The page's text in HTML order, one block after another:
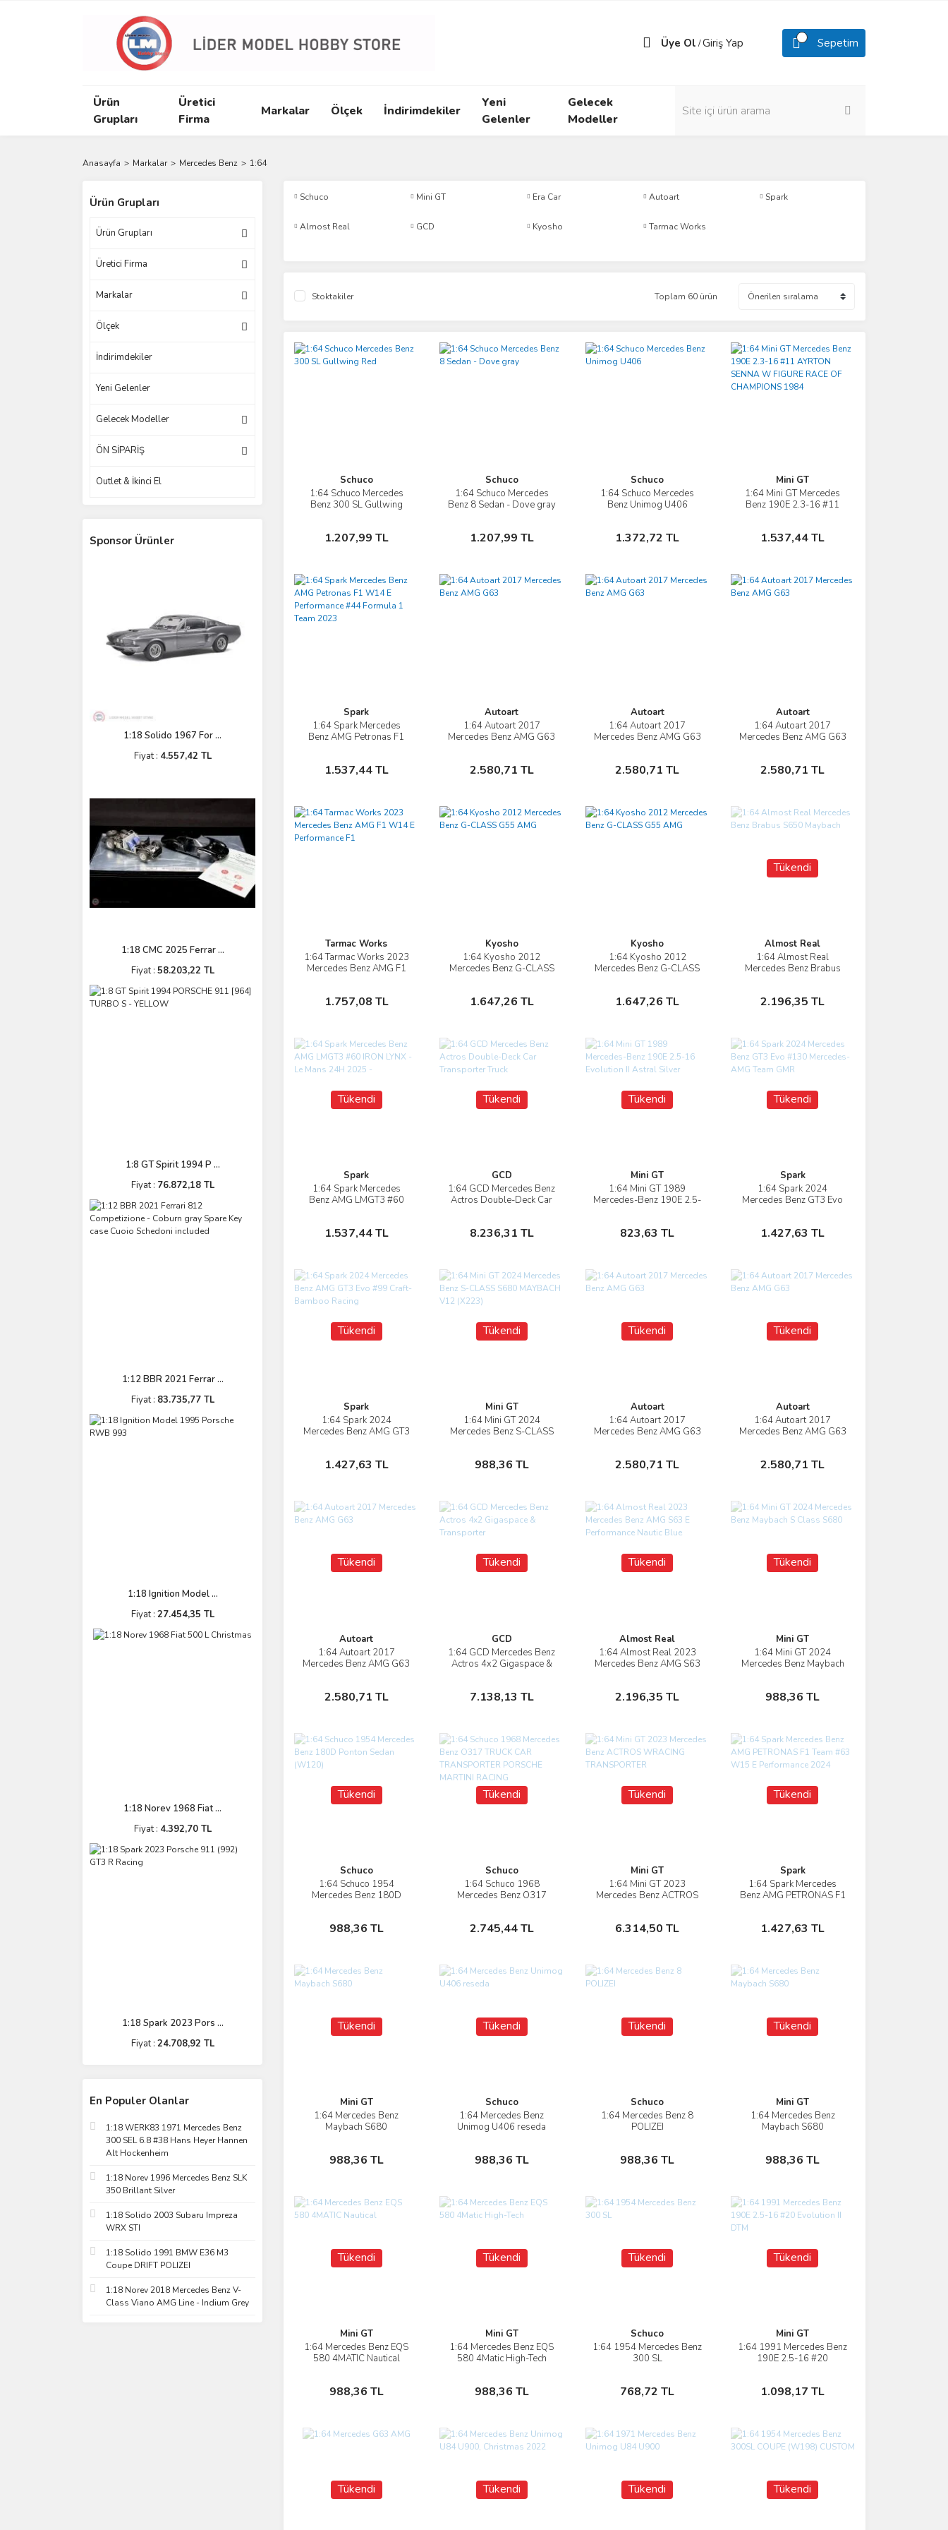
Üye Ol /Giriş Yap Sepetim
Ürün
Grupları
Üretici
Firma
Markalar Ölçek İndirimdekiler
Yeni
Gelenler
Gelecek
Modeller
Anasayfa Markalar Mercedes Benz 1:64
Ürün Grupları
Ürün Grupları
Üretici Firma
Markalar
Ölçek
İndirimdekiler
Yeni Gelenler
Gelecek Modeller
ÖN SİPARİŞ
Outlet & İkinci El
Sponsor Ürünler
1:18 Solido 1967 For ...
Fiyat : 4.557,42 TL
1:18 CMC 2025 Ferrar ...
Fiyat : 58.203,22 TL
1:8 GT Spirit 1994 P ...
Fiyat : 76.872,18 TL
1:12 BBR 2021 Ferrar ...
Fiyat : 83.735,77 TL
1:18 Ignition Model ...
Fiyat : 27.454,35 TL
1:18 Norev 1968 Fiat ...
Fiyat : 4.392,70 TL
1:18 Spark 2023 Pors ...
Fiyat : 24.708,92 TL
En Populer Olanlar
1:18 WERK83 1971 Mercedes Benz
300 SEL 6.8 #38 Hans Heyer Hannen
Alt Hockenheim
1:18 Norev 1996 Mercedes Benz SLK
350 Brillant Silver
1:18 Solido 2003 Subaru Impreza
WRX STI
1:18 Solido 1991 BMW E36 M3
Coupe DRIFT POLIZEI
1:18 Norev 2018 Mercedes Benz V-
Class Viano AMG Line - Indium Grey
Schuco Mini GT Era Car Autoart Spark
Almost Real GCD Kyosho Tarmac Works
Stoktakiler Toplam 60 ürün
Schuco
1:64 Schuco Mercedes
Benz 300 SL Gullwing
1.207,99 TL
İncele
Sepete Ekle
Schuco
1:64 Schuco Mercedes
Benz 8 Sedan - Dove gray
1.207,99 TL
İncele
Sepete Ekle
Schuco
1:64 Schuco Mercedes
Benz Unimog U406
1.372,72 TL
İncele
Sepete Ekle
Mini GT
1:64 Mini GT Mercedes
Benz 190E 2.3-16 #11
CHAMPIONS 1984
1.537,44 TL
İncele
Sepete Ekle
Spark
1:64 Spark Mercedes
Benz AMG Petronas F1
1.537,44 TL
İncele
Sepete Ekle
Autoart
1:64 Autoart 2017
Mercedes Benz AMG G63
2.580,71 TL
İncele
Sepete Ekle
Autoart
1:64 Autoart 2017
Mercedes Benz AMG G63
2.580,71 TL
İncele
Sepete Ekle
Autoart
1:64 Autoart 2017
Mercedes Benz AMG G63
2.580,71 TL
İncele
Sepete Ekle
Tarmac Works
1:64 Tarmac Works 2023
Mercedes Benz AMG F1
1.757,08 TL
İncele
Sepete Ekle
Kyosho
1:64 Kyosho 2012
Mercedes Benz G-CLASS
1.647,26 TL
İncele
Sepete Ekle
Kyosho
1:64 Kyosho 2012
Mercedes Benz G-CLASS
1.647,26 TL
İncele
Sepete Ekle
Tükendi
Almost Real
1:64 Almost Real
Mercedes Benz Brabus
2.196,35 TL
İncele
Stokta Yok
Tükendi
Spark
1:64 Spark Mercedes
Benz AMG LMGT3 #60
1.537,44 TL
İncele
Stokta Yok
Tükendi
GCD
1:64 GCD Mercedes Benz
Actros Double-Deck Car
8.236,31 TL
İncele
Stokta Yok
Tükendi
Mini GT
1:64 Mini GT 1989
Mercedes-Benz 190E 2.5-
823,63 TL
İncele
Stokta Yok
Tükendi
Spark
1:64 Spark 2024
Mercedes Benz GT3 Evo
1.427,63 TL
İncele
Stokta Yok
Tükendi
Spark
1:64 Spark 2024
Mercedes Benz AMG GT3
1.427,63 TL
İncele
Stokta Yok
Tükendi
Mini GT
1:64 Mini GT 2024
Mercedes Benz S-CLASS
988,36 TL
İncele
Stokta Yok
Tükendi
Autoart
1:64 Autoart 2017
Mercedes Benz AMG G63
2.580,71 TL
İncele
Stokta Yok
Tükendi
Autoart
1:64 Autoart 2017
Mercedes Benz AMG G63
2.580,71 TL
İncele
Stokta Yok
Tükendi
Autoart
1:64 Autoart 2017
Mercedes Benz AMG G63
2.580,71 TL
İncele
Stokta Yok
Tükendi
GCD
1:64 GCD Mercedes Benz
Actros 4x2 Gigaspace &
7.138,13 TL
İncele
Stokta Yok
Tükendi
Almost Real
1:64 Almost Real 2023
Mercedes Benz AMG S63
2.196,35 TL
İncele
Stokta Yok
Tükendi
Mini GT
1:64 Mini GT 2024
Mercedes Benz Maybach
988,36 TL
İncele
Stokta Yok
Tükendi
Schuco
1:64 Schuco 1954
Mercedes Benz 180D
988,36 TL
İncele
Stokta Yok
Tükendi
Schuco
1:64 Schuco 1968
Mercedes Benz O317
MARTINI RACING
2.745,44 TL
İncele
Stokta Yok
Tükendi
Mini GT
1:64 Mini GT 2023
Mercedes Benz ACTROS
6.314,50 TL
İncele
Stokta Yok
Tükendi
Spark
1:64 Spark Mercedes
Benz AMG PETRONAS F1
1.427,63 TL
İncele
Stokta Yok
Tükendi
Mini GT
1:64 Mercedes Benz
Maybach S680
988,36 TL
İncele
Stokta Yok
Tükendi
Schuco
1:64 Mercedes Benz
Unimog U406 reseda
988,36 TL
İncele
Stokta Yok
Tükendi
Schuco
1:64 Mercedes Benz 8
POLIZEI
988,36 TL
İncele
Stokta Yok
Tükendi
Mini GT
1:64 Mercedes Benz
Maybach S680
988,36 TL
İncele
Stokta Yok
Tükendi
Mini GT
1:64 Mercedes Benz EQS
580 4MATIC Nautical
988,36 TL
İncele
Stokta Yok
Tükendi
Mini GT
1:64 Mercedes Benz EQS
580 4Matic High-Tech
988,36 TL
İncele
Stokta Yok
Tükendi
Schuco
1:64 1954 Mercedes Benz
300 SL
768,72 TL
İncele
Stokta Yok
Tükendi
Mini GT
1:64 1991 Mercedes Benz
190E 2.5-16 #20
1.098,17 TL
İncele
Stokta Yok
Tükendi Tükendi Tükendi Tükendi